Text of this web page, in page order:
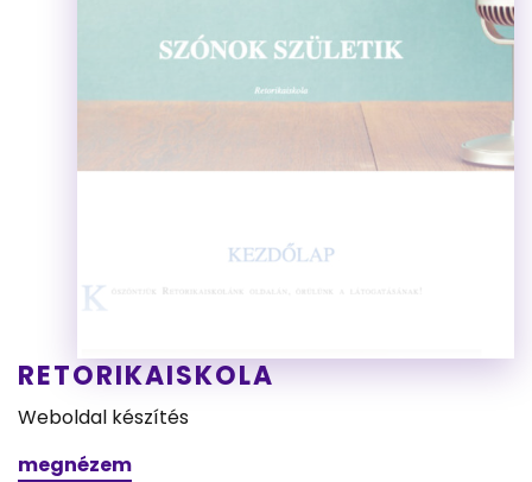
RETORIKAISKOLA
Weboldal készítés
megnézem